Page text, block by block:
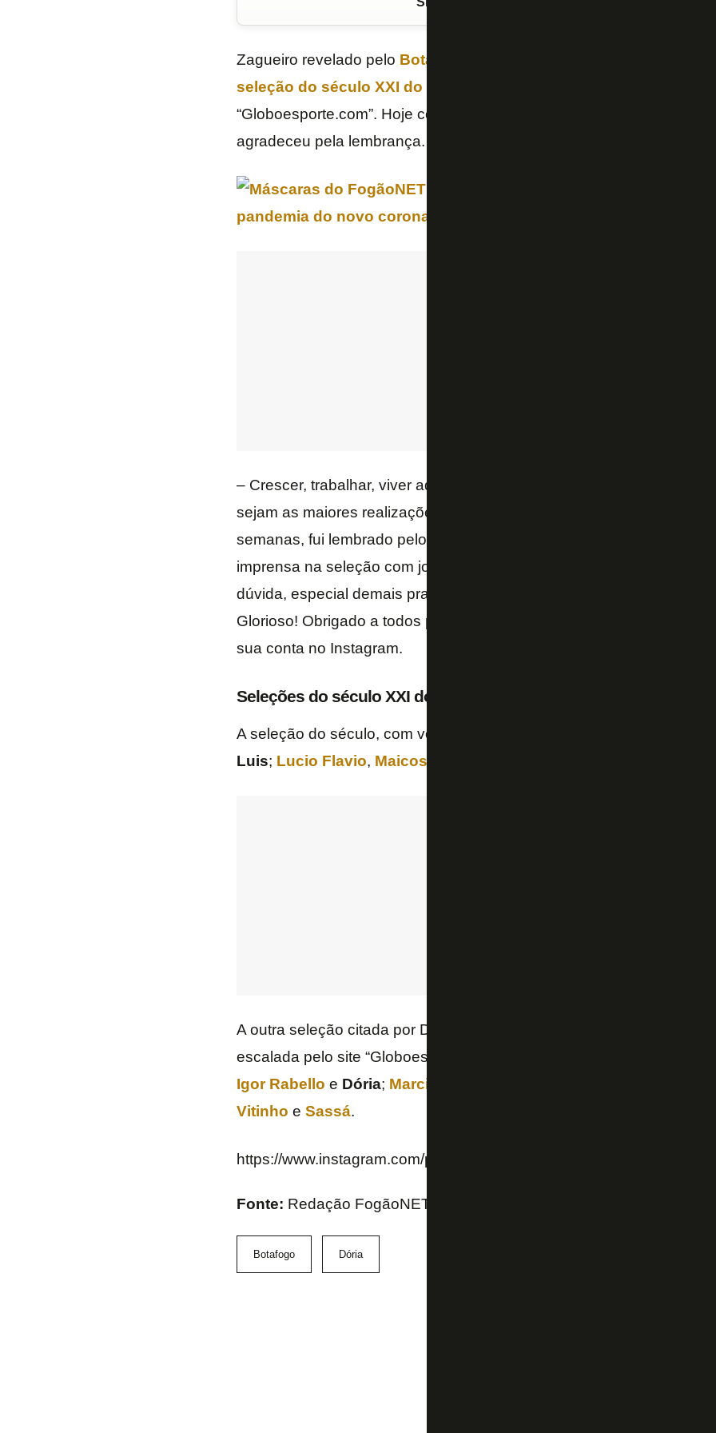
Zagueiro revelado pelo Botafogo
seleção do século XXI do clube
“Globoesporte.com”. Hoje com 25 anos e jogador do
agradeceu pela lembrança.
– Crescer, trabalhar, viver aqueles sonhos de criança e ser
sejam as maiores realizações que um atleta profissional pode ter.
semanas, fui lembrado pelo torcedor na seleção do século XXI do
imprensa na seleção com jogadores da base do Botafogo também
dúvida, especial demais pra mim. É uma honra fazer parte desta
Glorioso! Obrigado a todos pelo carinho que sempre tiveram comigo
sua conta no Instagram.
Seleções do século XXI do Botafogo
A seleção do século, com voto popular, foi:
Luis; Lucio Flavio, Maicosuel
A outra seleção citada por Dória foi a de jogadores da base do
escalada pelo site “Globoesporte.com”. Ela ficou assim:
Igor Rabello e Dória; Marcinho
Vitinho e Sassá.
https://www.instagram.com/p/B_K4zlona0I/
Fonte: Redação FogãoNET e Globoesporte.com
Botafogo Dória